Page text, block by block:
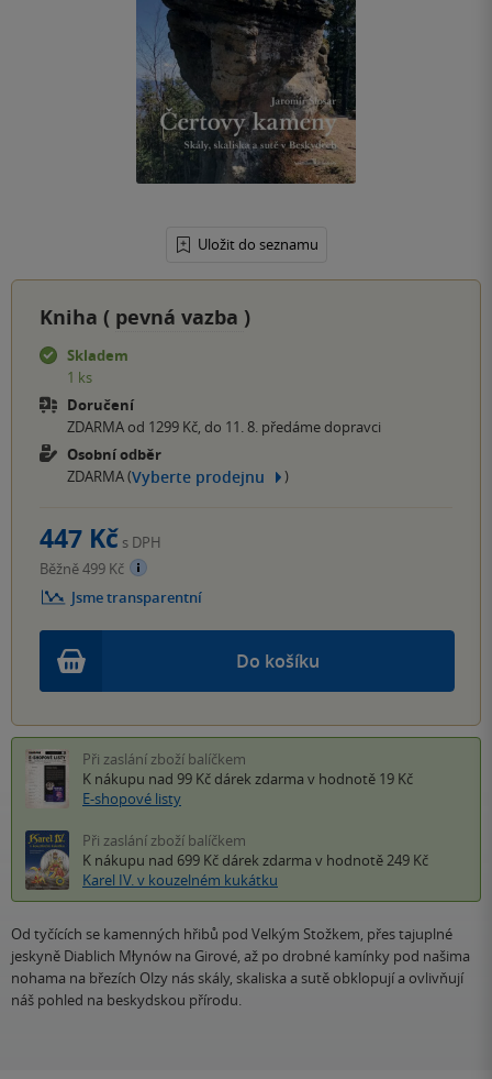
Uložit do seznamu
Kniha ( pevná vazba )
Skladem
1 ks
Doručení
ZDARMA od 1299 Kč, do 11. 8. předáme dopravci
Osobní odběr
ZDARMA (Vyberte prodejnu )
Do košíku
447 Kč s DPH
Běžně 499 Kč
Jsme transparentní
Při zaslání zboží balíčkem
K nákupu nad 99 Kč dárek zdarma v hodnotě 19 Kč
E-shopové listy
Při zaslání zboží balíčkem
K nákupu nad 699 Kč dárek zdarma v hodnotě 249 Kč
Karel IV. v kouzelném kukátku
Od tyčících se kamenných hřibů pod Velkým Stožkem, přes tajuplné
jeskyně Diablich Młynów na Girové, až po drobné kamínky pod našima
nohama na březích Olzy nás skály, skaliska a sutě obklopují a ovlivňují
náš pohled na beskydskou přírodu.